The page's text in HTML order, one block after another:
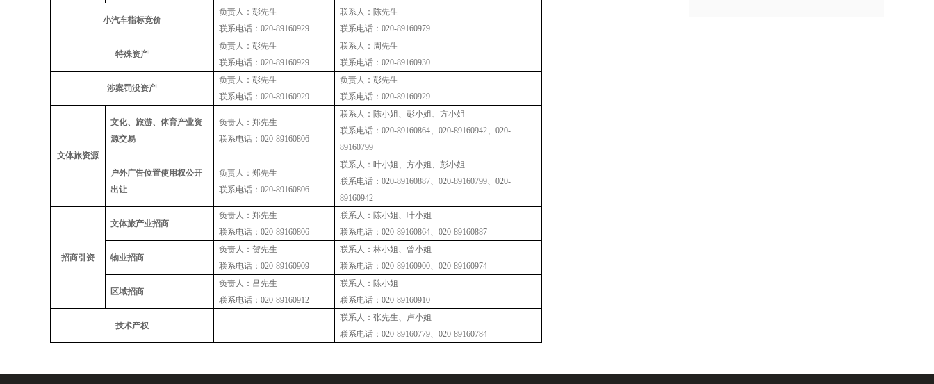
小汽车指标竞价
负责人：彭先生
联系电话： 020-89160929
联系人 ：陈先生
联系电话： 020-89160979
特殊资产
负责人：彭先生
联系电话： 020-89160929
联系人 ：周先生
联系电话： 020-89160930
涉案罚没资产
负责人：彭先生
联系电话： 020-89160929
负责人：彭先生
联系电话： 020-89160929
文体旅资源
文化、旅游、体育产业资
源交易
负责人：郑先生
联系电话： 020-89160806
联系人：陈小姐、彭小姐、方小姐
联系电话： 020-89160864、020-89160942、020-
89160799
户外广告位置使用权公开
出让
负责人：郑先生
联系电话： 020-89160806
联系人：叶小姐、方小姐、彭小姐
联系电话： 020-89160887、020-89160799、020-
89160942
招商引资
文体旅产业招商
负责人：郑先生
联系电话： 020-89160806
联系人 ：陈小姐、叶小姐
联系电话： 020-89160864、020-89160887
物业招商
负责人：贺先生
联系电话： 020-89160909
联系人 ：林小姐、曾小姐
联系电话： 020-89160900、020-89160974
区域招商
负责人：吕先生
联系电话： 020-89160912
联系人：陈小姐
联系电话： 020-89160910
技术产权
联系人：张先生、卢小姐
联系电话： 020-89160779、020-89160784